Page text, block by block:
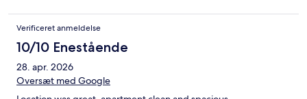
Verificeret anmeldelse
10/10 Enestående
28. apr. 2026
Oversæt med Google